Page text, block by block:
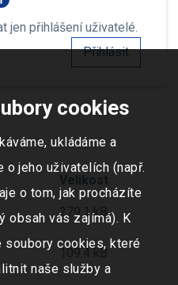
jen přihlášení uživatelé.
Přihlásit
Velikost
279.1 kB
109.4 kB
cookies
ukládáme a
o jeho uživatelích (např.
o tom, jak procházíte
obsah vás zajímá). K
soubory cookies, které
naše služby a